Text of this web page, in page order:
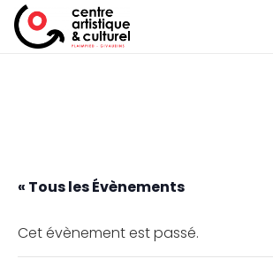
« Tous les Évènements
Cet évènement est passé.